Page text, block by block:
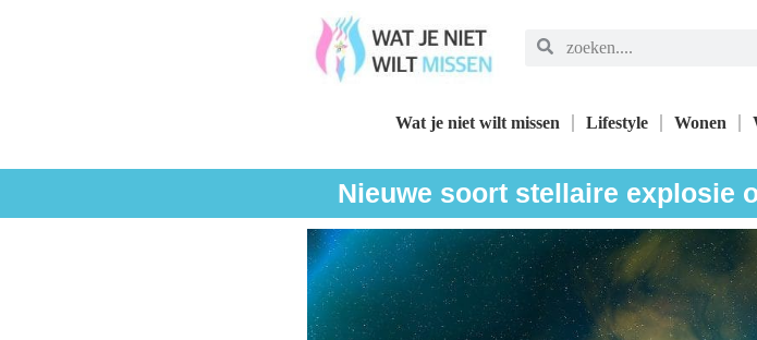
Wat je niet wilt missen Lifestyle Wonen
Nieuwe soort stellaire explosie